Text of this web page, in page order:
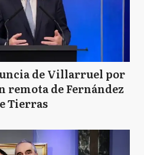
de Villarruel por
de Fernández
Tierras